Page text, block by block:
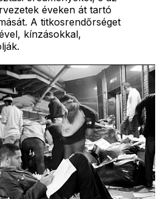
éveken át tartó
A titkosrendőrséget
kínzásokkal,